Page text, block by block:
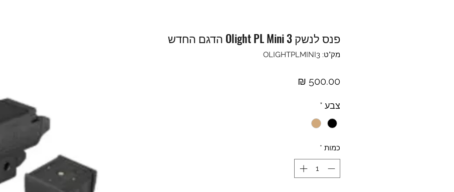
פנס לנשק Olight PL Mini 3 הדגם החדש
מק"ט: OLIGHTPLMINI3
צבע *
כמות *